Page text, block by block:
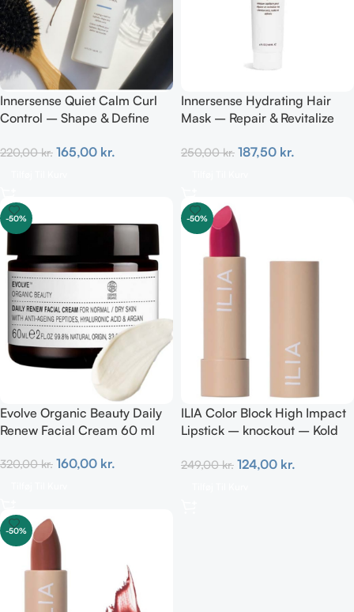
Innersense Quiet Calm Curl
Control – Shape & Define
220,00kr. 165,00 kr.
Innersense Hydrating Hair
Mask – Repair & Revitalize
250,00kr. 187,50 kr.
-50%
Evolve Organic Beauty Daily
Renew Facial Cream 60 ml
320,00kr. 160,00 kr.
-50%
ILIA Color Block High Impact
Lipstick – knockout – Kold
249,00kr. 124,00 kr.
-50%